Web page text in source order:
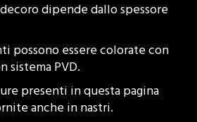
dipende dallo spessore
possono essere colorate con
sistema PVD.
presenti in questa pagina
anche in nastri.